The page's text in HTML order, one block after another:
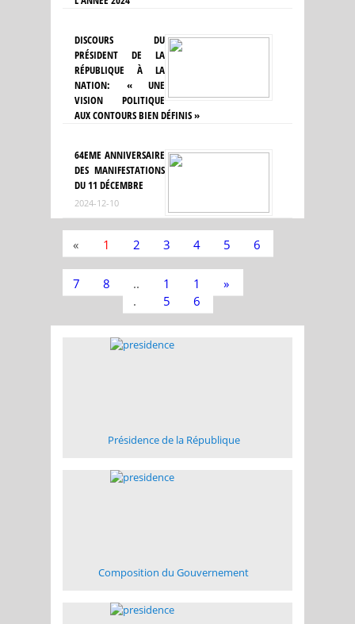
DISCOURS DU
PRÉSIDENT DE LA
RÉPUBLIQUE À LA
NATION: « UNE
VISION POLITIQUE
AUX CONTOURS BIEN DÉFINIS »
64EME ANNIVERSAIRE
DES MANIFESTATIONS
DU 11 DÉCEMBRE
2024-12-10
« 1 2 3 4 5 6
7 8
..
.
1
5
1
6
»
Présidence de la République
Composition du Gouvernement